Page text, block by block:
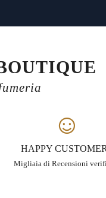
HAPPY
Migliaia di Recensioni